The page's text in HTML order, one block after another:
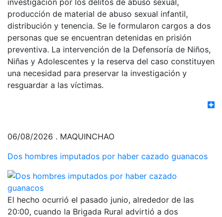
producción de material de abuso sexual infantil,
distribución y tenencia. Se le formularon cargos a dos
personas que se encuentran detenidas en prisión
preventiva. La intervención de la Defensoría de Niños,
Niñas y Adolescentes y la reserva del caso constituyen
una necesidad para preservar la investigación y
resguardar a las víctimas.
06/08/2026 . MAQUINCHAO
Dos hombres imputados por haber cazado guanacos
El hecho ocurrió el pasado junio, alrededor de las
20:00, cuando la Brigada Rural advirtió a dos